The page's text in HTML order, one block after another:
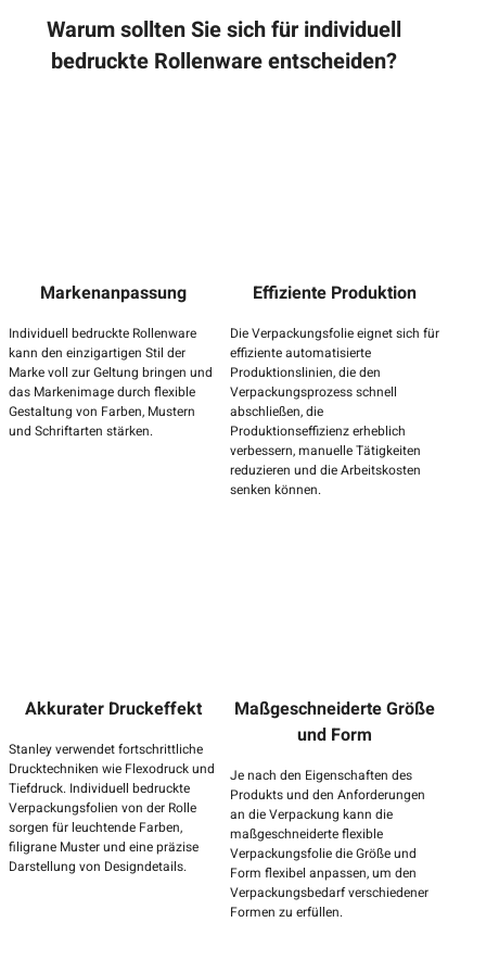
Warum sollten Sie sich für individuell
bedruckte Rollenware entscheiden?
Markenanpassung
Individuell bedruckte Rollenware
kann den einzigartigen Stil der
Marke voll zur Geltung bringen und
das Markenimage durch flexible
Gestaltung von Farben, Mustern
und Schriftarten stärken.
Effiziente Produktion
Die Verpackungsfolie eignet sich für
effiziente automatisierte
Produktionslinien, die den
Verpackungsprozess schnell
abschließen, die
Produktionseffizienz erheblich
verbessern, manuelle Tätigkeiten
reduzieren und die Arbeitskosten
senken können.
Akkurater Druckeffekt
Stanley verwendet fortschrittliche
Drucktechniken wie Flexodruck und
Tiefdruck. Individuell bedruckte
Verpackungsfolien von der Rolle
sorgen für leuchtende Farben,
filigrane Muster und eine präzise
Darstellung von Designdetails.
Maßgeschneiderte Größe
und Form
Je nach den Eigenschaften des
Produkts und den Anforderungen
an die Verpackung kann die
maßgeschneiderte flexible
Verpackungsfolie die Größe und
Form flexibel anpassen, um den
Verpackungsbedarf verschiedener
Formen zu erfüllen.